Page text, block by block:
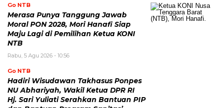
Go NTB
Merasa Punya Tanggung Jawab
Moral PON 2028, Mori Hanafi Siap
Maju Lagi di Pemilihan Ketua KONI
NTB
Rabu, 5 Agu 2026 - 10:56
Go NTB
Hadiri Wisudawan Takhasus Ponpes
NU Abhariyah, Wakil Ketua DPR RI
Hj. Sari Yuliati Serahkan Bantuan PIP